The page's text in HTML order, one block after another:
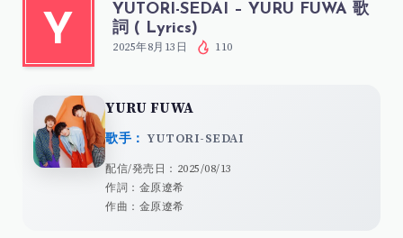
Y
YUTORI-SEDAI – YURU FUWA 歌
詞 ( Lyrics)
2025年8月13日 110
YURU FUWA
歌手：YUTORI-SEDAI
配信/発売日：2025/08/13
作詞：金原遼希
作曲：金原遼希